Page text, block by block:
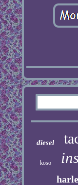
diesel
koso